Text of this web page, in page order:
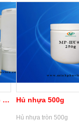
HŨ NHỰA ĐỰNG PHÂN BÓN Hủ nhựa 500g
Hủ nhựa tròn 500g